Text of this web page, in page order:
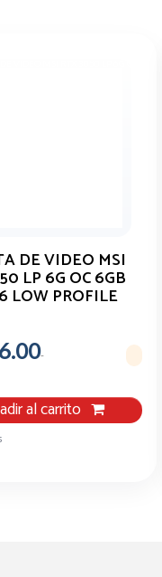
DE VIDEO MSI
LP 6G OC 6GB
LOW PROFILE
al carrito